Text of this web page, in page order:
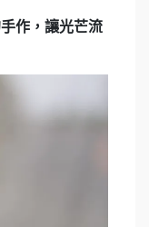
作，讓光芒流